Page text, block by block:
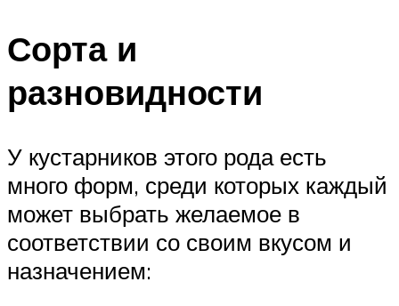
Сорта и
разновидности
У кустарников этого рода есть
много форм, среди которых каждый
может выбрать желаемое в
соответствии со своим вкусом и
назначением: